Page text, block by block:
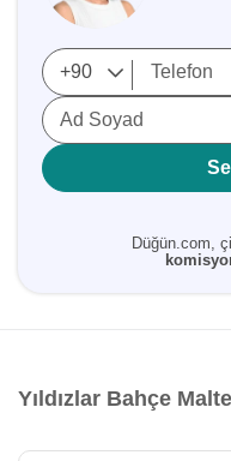
Ad Soyad
Düğün.com,
Yıldızlar Bahçe